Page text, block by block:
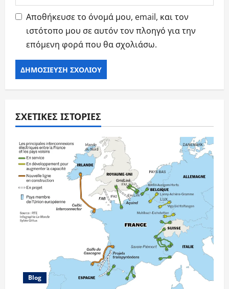
Αποθήκευσε το όνομά μου, email, και τον
ιστότοπο μου σε αυτόν τον πλοηγό για την
επόμενη φορά που θα σχολιάσω.
ΣΧΕΤΙΚΈΣ ΙΣΤΟΡΊΕΣ
Blog